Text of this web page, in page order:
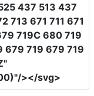
437 513 437
713 671 711 671
719C 680 719
679 719 679 719
/></svg>